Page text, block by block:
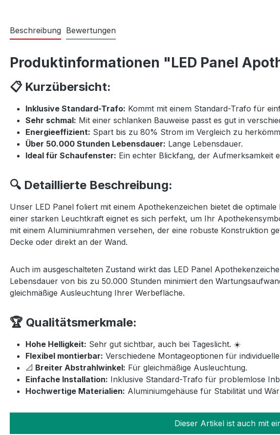
Beschreibung Bewertungen
Produktinformationen "LED Panel
📋 Kurzübersicht:
Inklusive Standard-Trafo: Kommt mit einem Standard-Trafo für
Sehr schmal: Mit einer schlanken Bauweise passt es gut in
Energieeffizient: Spart bis zu 80% Strom im Vergleich zu
Über 50.000 Stunden Lebensdauer: Lange Lebensdauer.
Ideal für Schaufenster: Ein echter Blickfang, der Aufmerksamkeit
🔍 Detaillierte Beschreibung:
Unser LED Panel foliert mit einem Apothekenzeichen bietet die
einer starken Leuchtkraft eignet es sich perfekt, um Ihr
mit einem Aluminiumrahmen versehen, der eine robuste Konstruktion
Decke oder direkt an der Wand.
Auch im ausgeschalteten Zustand wirkt das LED Panel
Lebensdauer von bis zu 50.000 Stunden minimiert den
gleichmäßige Ausleuchtung Ihrer Werbefläche.
🏆 Qualitätsmerkmale:
Hohe Helligkeit: Sehr gut sichtbar, auch bei Tageslicht. ☀️
Flexibel montierbar: Verschiedene Montageoptionen für
📐 Breiter Abstrahlwinkel: Für gleichmäßige Ausleuchtung.
Einfache Installation: Inklusive Standard-Trafo für problemlose
Hochwertige Materialien: Aluminiumgehäuse für Stabilität und
Dieser Artikel ist auch mit